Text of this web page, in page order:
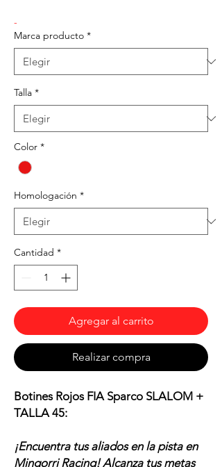
-
Marca producto *
Talla *
Color *
Homologación *
Cantidad *
Agregar al carrito
Realizar compra
Botines Rojos FIA Sparco SLALOM +
TALLA 45:
¡Encuentra tus aliados en la pista en
Mingorri Racing! Alcanza tus metas